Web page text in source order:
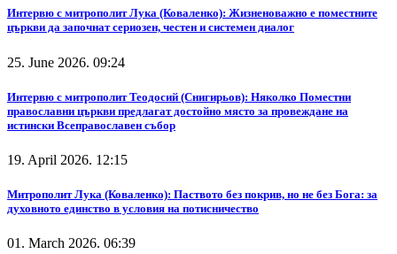
Интервю с митрополит Лука (Коваленко): Жизненоважно е поместните
църкви да започнат сериозен, честен и системен диалог
25. June 2026. 09:24
Интервю с митрополит Теодосий (Снигирьов): Няколко Поместни
православни църкви предлагат достойно място за провеждане на
истински Всеправославен събор
19. April 2026. 12:15
Митрополит Лука (Коваленко): Паството без покрив, но не без Бога: за
духовното единство в условия на потисничество
01. March 2026. 06:39